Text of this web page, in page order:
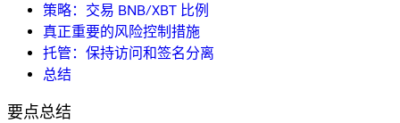
策略：交易 BNB/XBT 比例
真正重要的风险控制措施
托管：保持访问和签名分离
总结
要点总结